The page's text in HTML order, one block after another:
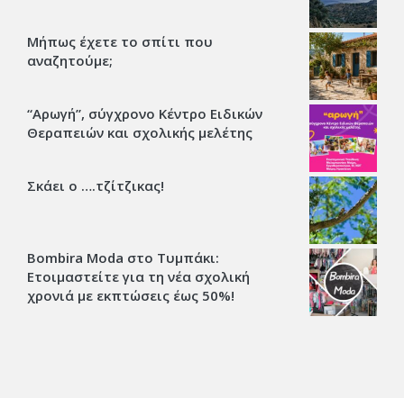
Μήπως έχετε το σπίτι που
αναζητούμε;
“Αρωγή”, σύγχρονο Κέντρο Ειδικών
Θεραπειών και σχολικής μελέτης
Σκάει ο ….τζίτζικας!
Bombira Moda στο Τυμπάκι:
Ετοιμαστείτε για τη νέα σχολική
χρονιά με εκπτώσεις έως 50%!